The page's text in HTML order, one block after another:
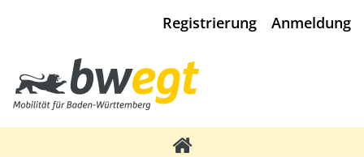
Registrierung Anmeldung